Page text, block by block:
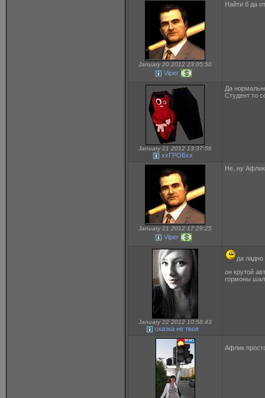
January 20 2012 23:05:50
Viper
Найти б да
January 21 2012 13:37:56
ххГРОБхх
Да
Студент то
January 21 2012 17:29:25
Viper
Не, ну
January 22 2012 10:58:43
сказка не твоя
да
он крутой
гормоны
Афлик